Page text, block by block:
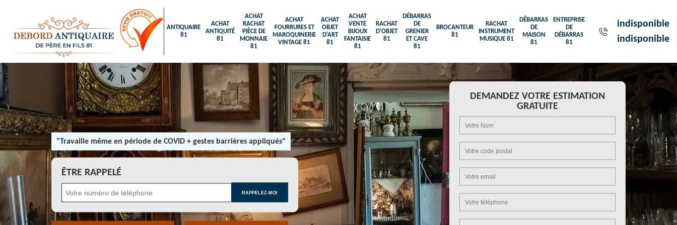
ANTIQUAIRE
81
ACHAT
ANTIQUITÉ
81
ACHAT
RACHAT
PIÈCE DE
MONNAIE
81
ACHAT
FOURRURES ET
MAROQUINERIE
VINTAGE 81
ACHAT
OBJET
D'ART
81
ACHAT
VENTE
BIJOUX
FANTAISIE
81
RACHAT
D'OBJET
81
DÉBARRAS
DE
GRENIER
ET CAVE
81
BROCANTEUR
81
RACHAT
INSTRUMENT
MUSIQUE 81
DÉBARRAS
DE
MAISON
81
ENTREPRISE
DE
DÉBARRAS
81
indisponible
indisponible
"Travaille même en période de COVID + gestes barrières appliqués"
ÊTRE RAPPELÉ
DEMANDEZ VOTRE ESTIMATION
GRATUITE